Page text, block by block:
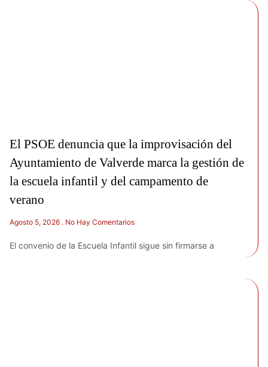
El PSOE denuncia que la improvisación del
Ayuntamiento de Valverde marca la gestión de
la escuela infantil y del campamento de
verano
Agosto 5, 2026 No Hay Comentarios
El convenio de la Escuela Infantil sigue sin firmarse a